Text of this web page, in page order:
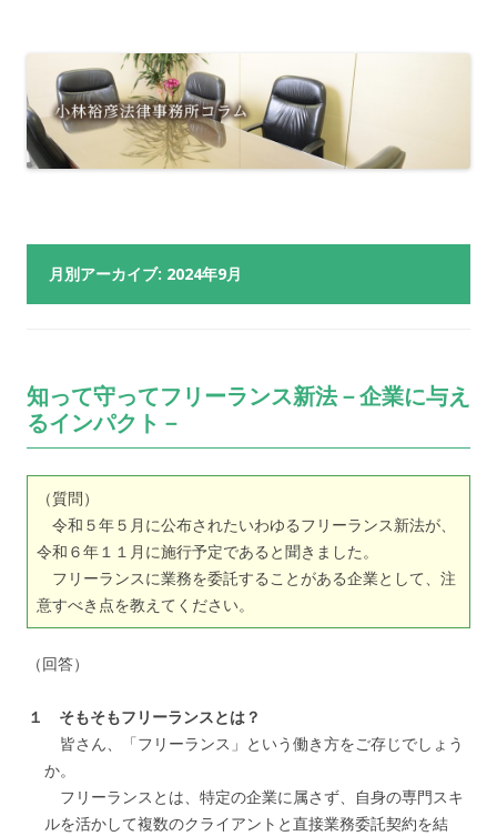
月別アーカイブ: 2024年9月
知って守ってフリーランス新法－企業に与え
るインパクト－
（質問）
令和５年５月に公布されたいわゆるフリーランス新法が、
令和６年１１月に施行予定であると聞きました。
フリーランスに業務を委託することがある企業として、注
意すべき点を教えてください。
（回答）
１ そもそもフリーランスとは？
皆さん、「フリーランス」という働き方をご存じでしょう
か。
フリーランスとは、特定の企業に属さず、自身の専門スキ
ルを活かして複数のクライアントと直接業務委託契約を結